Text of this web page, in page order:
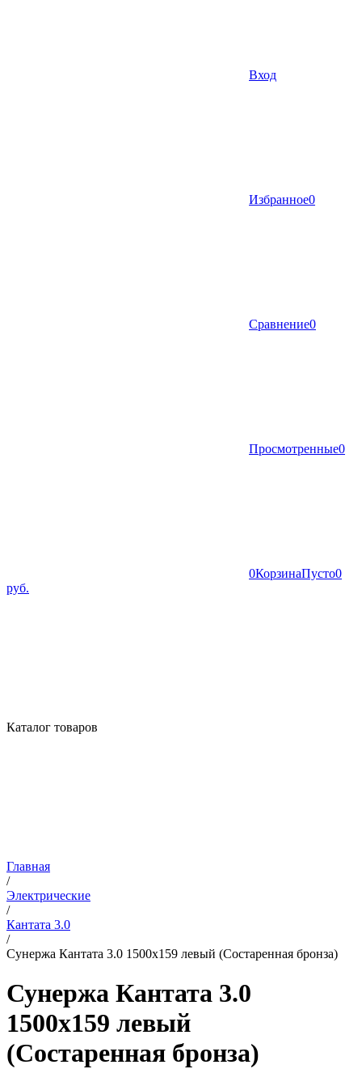
Вход
Избранное0
Сравнение0
Просмотренные0
0КорзинаПусто0
руб.
Каталог товаров
Главная
/
Электрические
/
Кантата 3.0
/
Сунержа Кантата 3.0 1500х159 левый (Состаренная бронза)
Сунержа Кантата 3.0
1500х159 левый
(Состаренная бронза)